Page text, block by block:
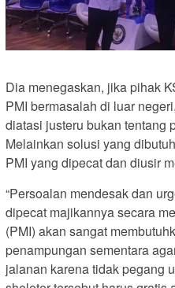
Dia menegaskan, jika pihak
PMI bermasalah di luar
diatasi justeru bukan tentang
Melainkan solusi yang
PMI yang dipecat dan diusir
“Persoalan mendesak dan
dipecat majikannya secara
(PMI) akan sangat
penampungan sementara
jalanan karena tidak pegang